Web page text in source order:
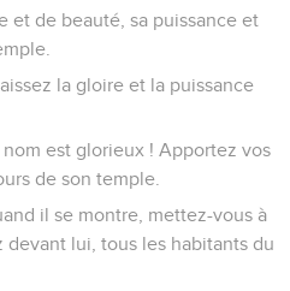
et de beauté, sa puissance et
la gloire et la puissance
est glorieux ! Apportez vos
de son temple.
il se montre, mettez-vous à
lui, tous les habitants du